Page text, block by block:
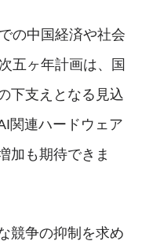
の中国経済や社会
五ヶ年計画は、国
下支えとなる見込
関連ハードウェア
加も期待できま
競争の抑制を求め